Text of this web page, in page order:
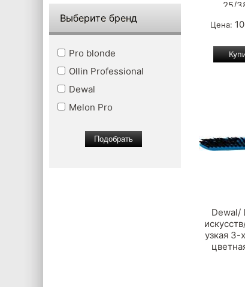
Выберите бренд
Pro blonde
Ollin Professional
Dewal
Melon Pro
25/
Цена:
Dewal/
узкая 3-